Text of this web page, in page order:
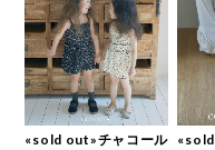
«sold out»チャコール «sold